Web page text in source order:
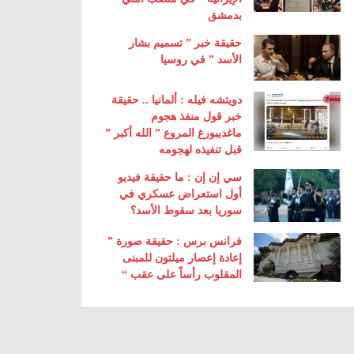
بدمشق
حقيقة خبر ” تسميم بشار
الأسد ” في روسيا
دويتشه فيله : ألمانيا .. حقيقة
خبر قول منفذ هجوم
ماغديبورغ المروع ” الله أكبر ”
قبل تنفيذه لهجومه
سي إن إن : ما حقيقة فيديو
أول استعراض عسكري في
سوريا بعد سقوط الأسد؟
فرانس برس : حقيقة صورة ”
إعادة إعصار ميلتون للمبنى
المقلوب رأساً على عقب “